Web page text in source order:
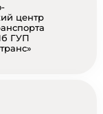
центр
ГУП